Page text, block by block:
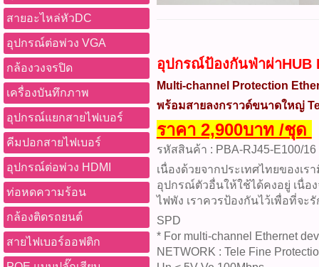
สายอะไหล่หัวDC
อุปกรณ์ต่อพ่วง VGA
กล้องวงจรปิด
เครื่องบันทึกภาพ
อุปกรณ์แยกสายไฟเบอร์
คีมปอกสายไฟเบอร์
อุปกรณ์ต่อพ่วง HDMI
ท่อหดความร้อน
กล้องติดรถยนต์
สายไฟเบอร์ออฟติก
อุปกรณ์ป้องกันฟ่าผ่าHUB
Multi-channel Protection
พร้อมสายลงกราวด์ขนาดใหญ่
ราคา 2,900บาท /ชุด
รหัสสินค้า : PBA-RJ45-E100/16
เนื่องด้วยจากประเทศไทยของเ
อุปกรณ์ตัวอื่นให้ใช้ได้คงอยู่ เนื่อ
ไฟพัง เราควรป้องกันไว้เพื่อที่จ
SPD
* For multi-channel Ethernet
NETWORK : Tele Fine